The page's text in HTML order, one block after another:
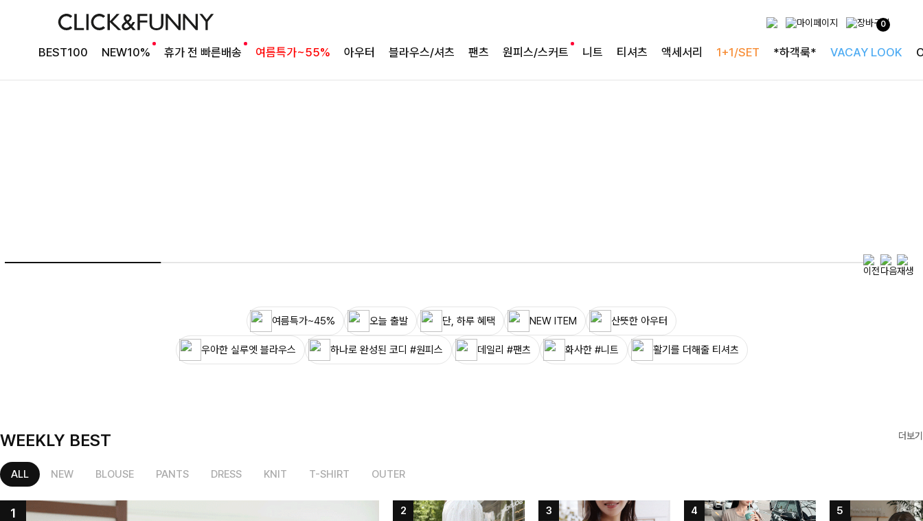
0
BEST100 NEW10% 휴가 전 빠른배송 여름특가~55% 아우터 블라우스/셔츠 팬츠 원피스/스커트 니트 티셔츠 액세서리 1+1/SET *하객룩* VACAY LOOK
NO1. 썸머베스트
두가지 컬러 데일리아이템
투피스로 완성되는
완성도 높은 원피스SET
여름특가~45% 오늘 출발 단, 하루 혜택 NEW ITEM 산뜻한 아우터
우아한 실루엣 블라우스 하나로 완성된 코디 #원피스 데일리 #팬츠 화사한 #니트 활기를 더해줄 티셔츠
WEEKLY BEST 더보기
ALL NEW BLOUSE PANTS DRESS KNIT T-SHIRT OUTER